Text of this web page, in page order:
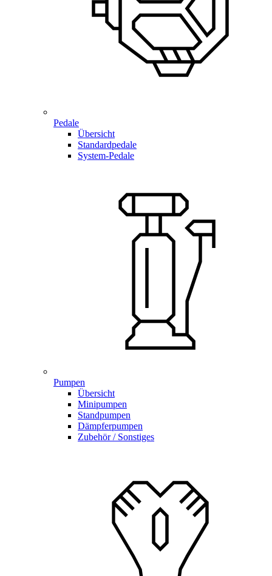
Pedale
Übersicht
Standardpedale
System-Pedale
Pumpen
Übersicht
Minipumpen
Standpumpen
Dämpferpumpen
Zubehör / Sonstiges